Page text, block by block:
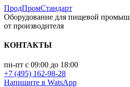
ПродПромСтандарт
Оборудование для пищевой
от производителя
КОНТАКТЫ
пн-пт с 09:00 до 18:00
+7 (495) 162-98-28
Напишите в WatsApp